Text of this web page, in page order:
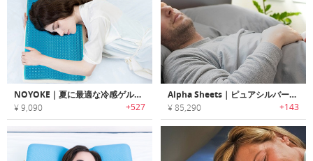
NOYOKE｜夏に最適な冷感ゲルメモリフォームピロー「ノヨケ」
¥ 9,090 +527
Alpha Sheets｜ピュアシルバーでバクテリアや真菌、ウイルス、臭いを抑えるベッドシーツ「アルファ」
¥ 85,290 +143